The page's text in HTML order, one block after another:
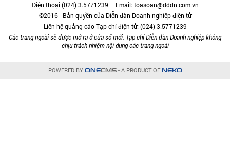
Điện thoại (024) 3.5771239 – Email: toasoan@dddn.com.vn
©2016 - Bản quyền của Diễn đàn Doanh nghiệp điện tử
Liên hệ quảng cáo Tạp chí điện tử: (024) 3.5771239
Các trang ngoài sẽ được mở ra ở cửa sổ mới. Tạp chí Diễn đàn Doanh nghiệp không
chịu trách nhiệm nội dung các trang ngoài
POWERED BY ONECMS- A PRODUCT OF NEKO